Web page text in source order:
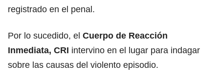
registrado en el penal.
Por lo sucedido, el Cuerpo de Reacción
Inmediata, CRI intervino en el lugar para indagar
sobre las causas del violento episodio.